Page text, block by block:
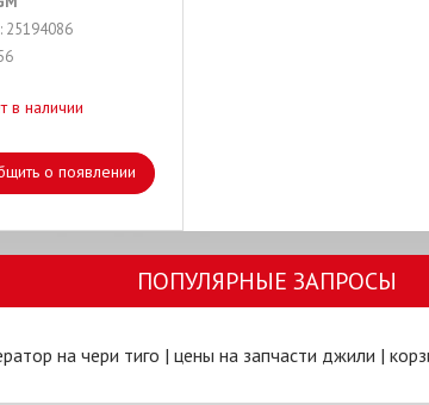
25194086
в наличии
о появлении
ПОПУЛЯРНЫЕ ЗАПРОСЫ
на чери тиго | цены на запчасти джили |